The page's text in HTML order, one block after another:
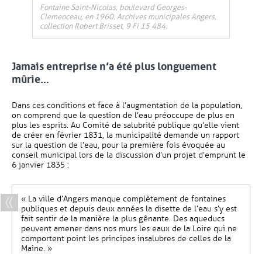
Fontaine Saint-Nicolas, boulevard Georges-
Clemenceau, en 1960. Archives municipales Angers,
collection Robert Brisset, 9 Fi 15 484.
Jamais entreprise n’a été plus longuement
mûrie…
Dans ces conditions et face à l’augmentation de la population,
on comprend que la question de l’eau préoccupe de plus en
plus les esprits. Au Comité de salubrité publique qu’elle vient
de créer en février 1831, la municipalité demande un rapport
sur la question de l’eau, pour la première fois évoquée au
conseil municipal lors de la discussion d’un projet d’emprunt le
6 janvier 1835 :
« La ville d’Angers manque complètement de fontaines
publiques et depuis deux années la disette de l’eau s’y est
fait sentir de la manière la plus gênante. Des aqueducs
peuvent amener dans nos murs les eaux de la Loire qui ne
comportent point les principes insalubres de celles de la
Maine. »